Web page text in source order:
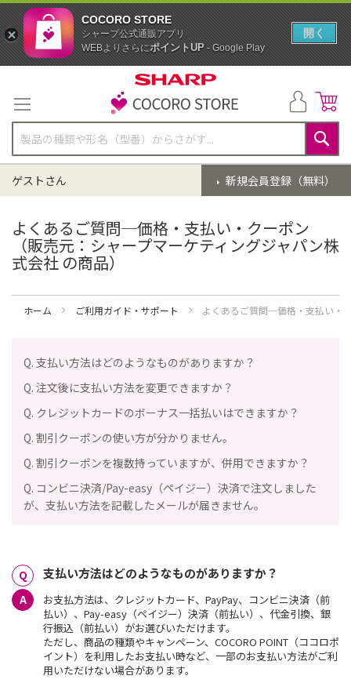
テ
ン
ツ
に
ス
キ
ッ
検
索
新規会員登録（無料）
ゲストさん
よくあるご質問─価格・支払い・クーポン
（販売元：シャープマーケティングジャパン株
式会社 の商品）
ホーム ご利用ガイド・サポート よくあるご質問─価格・支払い・
Q. 支払い方法はどのようなものがありますか？
Q. 注文後に支払い方法を変更できますか？
Q. クレジットカードのボーナス一括払いはできますか？
Q. 割引クーポンの使い方が分かりません。
Q. 割引クーポンを複数持っていますが、併用できますか？
Q. コンビニ決済/Pay-easy（ペイジー）決済で注文しました
が、支払い方法を記載したメールが届きません。
支払い方法はどのようなものがありますか？
お支払方法は、クレジットカード、PayPay、コンビニ決済（前
払い）、Pay-easy（ペイジー）決済（前払い）、代金引換、銀
行振込（前払い） がお選びいただけます。
ただし、商品の種類やキャンペーン、COCORO POINT（ココロポ
イント）を利用したお支払い時など、一部のお支払い方法がご利
用いただけない場合があります。
COCORO STORE
シャープ公式通販アプリ
WEBよりさらにポイントUP- Google Play
開く